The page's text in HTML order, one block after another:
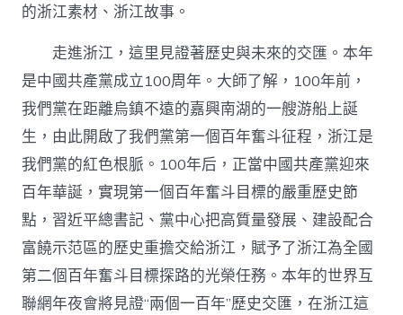
的浙江素材、浙江故事。
走進浙江，這里見證著歷史與未來的交匯。本年
是中國共產黨成立100周年。大師了解，100年前，
我們黨在距離烏鎮不遠的嘉興南湖的一艘游船上誕
生，由此開啟了我們黨第一個百年奮斗征程，浙江是
我們黨的紅色根脈。100年后，正當中國共產黨迎來
百年華誕，實現第一個百年奮斗目標的嚴重歷史節
點，習近平總書記、黨中心把高質量發展、建設配合
富饒示范區的歷史重擔交給浙江，賦予了浙江為全國
第二個百年奮斗目標探路的光榮任務。本年的世界互
聯網年夜會將見證“兩個一百年”歷史交匯，在浙江這